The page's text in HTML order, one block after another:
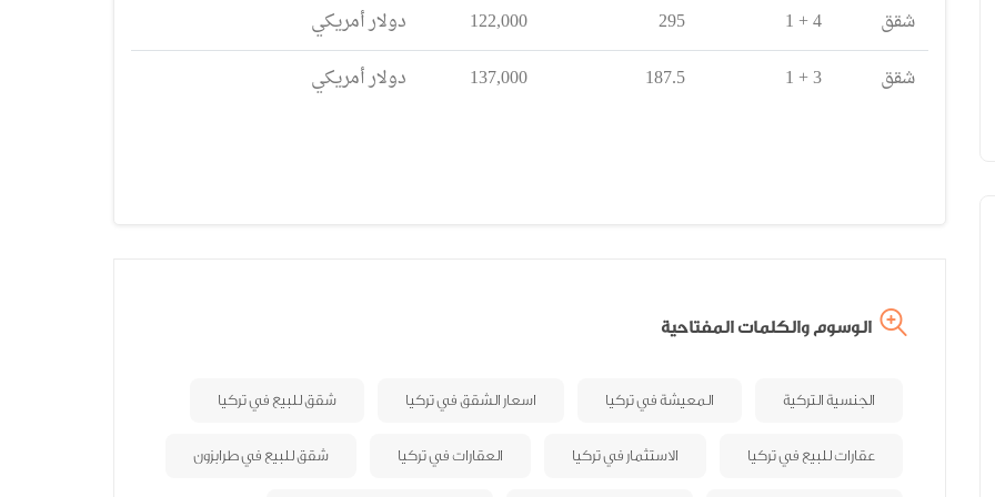
شقق 4 + 1
295
122,000
دولار أمريكي
شقق
3 + 1
187.5
137,000 دولار أمريكي
الوسوم والكلمات المفتاحية
الجنسية التركية المعيشة في تركيا اسعار الشقق في تركيا شقق للبيع في تركيا
عقارات للبيع في تركيا الاستثمار في تركيا العقارات في تركيا شقق للبيع في طرابزون